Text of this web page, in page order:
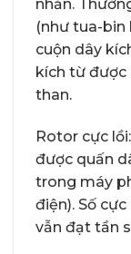
nhẵn.
(như tua-bin
cuộn dây
kích từ được
than.
Rotor cực
được quấn
trong máy
điện). Số
vẫn đạt tần